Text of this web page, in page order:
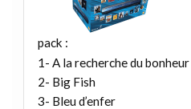
pack :
1- A la recherche du bonheur
2- Big Fish
3- Bleu d’enfer